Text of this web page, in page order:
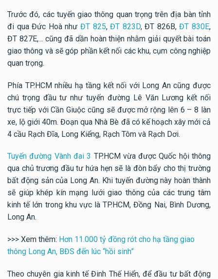
Trước đó, các tuyến giao thông quan trọng trên địa bàn tỉnh
đi qua Đức Hoà như ĐT 825,ĐT 823D, ĐT 826B,ĐT 830E,
ĐT 827E,… cũng đã dần hoàn thiện nhằm giải quyết bài toán
giao thông và sẽ góp phần kết nối các khu, cụm công nghiệp
quan trọng.
Phía TP.HCM nhiều hạ tầng kết nối với Long An cũng được
chú trọng đầu tư như tuyến đường Lê Văn Lương kết nối
trực tiếp với Cần Giuộc cũng sẽ được mở rộng lên 6 – 8 làn
xe, lộ giới 40m. Đoạn qua Nhà Bè đã có kế hoạch xây mới cả
4 cầu Rạch Đĩa, Long Kiểng, Rạch Tôm và Rạch Dơi.
Tuyến đường Vành đai 3 TP.HCM vừa được Quốc hội thông
qua chủ trương đầu tư hứa hẹn sẽ là đòn bẩy cho thị trường
bất động sản của Long An. Khi tuyến đường này hoàn thành
sẽ giúp khép kín mạng lưới giao thông của các trung tâm
kinh tế lớn trong khu vực là TP.HCM, Đồng Nai, Bình Dương,
Long An.
>>> Xem thêm: Hơn 11.000 tỷ đồng rót cho hạ tầng giao
thông Long An, BĐS đến lúc “hồi sinh”
Theo chuyên gia kinh tế Đinh Thế Hiển, để đầu tư bất động